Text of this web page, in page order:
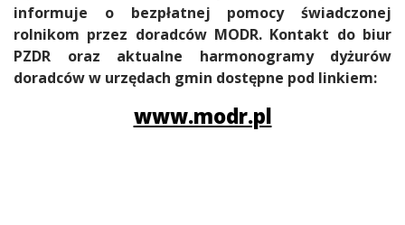
informuje o bezpłatnej pomocy świadczonej
rolnikom przez doradców MODR. Kontakt do biur
PZDR oraz aktualne harmonogramy dyżurów
doradców w urzędach gmin dostępne pod linkiem:
www.modr.pl